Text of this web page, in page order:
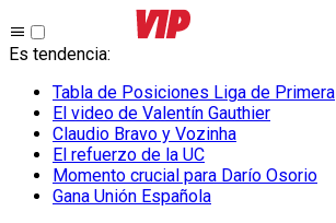
Es tendencia:
Tabla de Posiciones Liga de Primera
El video de Valentín Gauthier
Claudio Bravo y Vozinha
El refuerzo de la UC
Momento crucial para Darío Osorio
Gana Unión Española